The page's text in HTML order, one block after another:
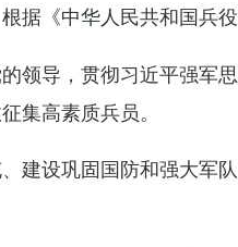
据《中华人民共和国兵役
领导，贯彻习近平强军
集高素质兵员。
建设巩固国防和强大军